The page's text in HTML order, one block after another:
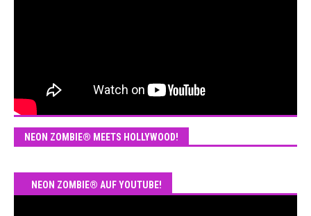
NEON ZOMBIE® MEETS HOLLYWOOD!
NEON ZOMBIE® AUF YOUTUBE!